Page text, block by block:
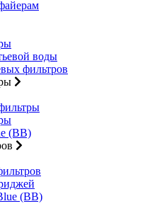
воды
фильтров
(BB)
(BB)